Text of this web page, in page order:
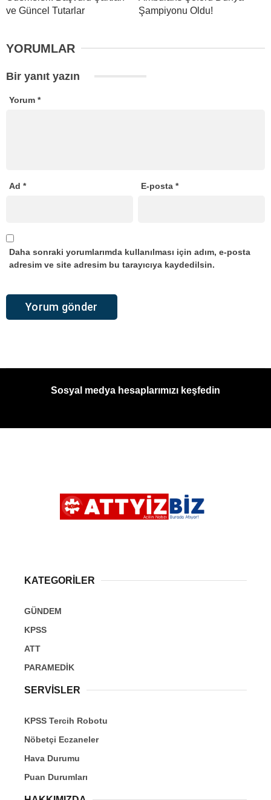
ve Güncel Tutarlar
Şampiyonu Oldu!
YORUMLAR
Bir yanıt yazın
Yorum *
Ad * E-posta*
Daha sonraki yorumlarımda kullanılması için adım, e-posta
adresim ve site adresim bu tarayıcıya kaydedilsin.
Sosyal medya hesaplarımızı keşfedin
KATEGORİLER
GÜNDEM
KPSS
ATT
PARAMEDİK
SERVİSLER
KPSS Tercih Robotu
Nöbetçi Eczaneler
Hava Durumu
Puan Durumları